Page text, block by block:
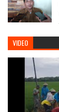
VIDEO